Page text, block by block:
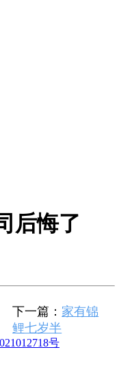
后悔了
下一篇： 家有锦
鲤七岁半
号